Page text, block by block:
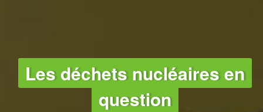
Les déchets nucléaires en
question